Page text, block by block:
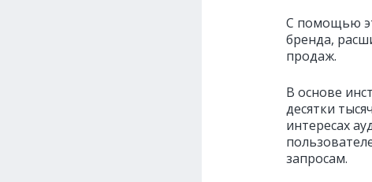
С помощью
бренда,
продаж.
В основе
десятки
интересах
запросам.